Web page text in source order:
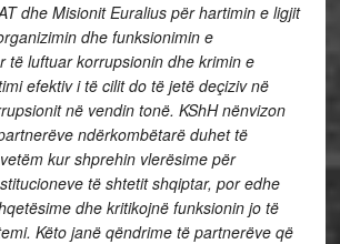
dhe Misionit Euralius për hartimin e ligjit
dhe funksionimin e
të luftuar korrupsionin dhe krimin e
efektiv i të cilit do të jetë deçiziv në
në vendin tonë. KShH nënvizon
ndërkombëtarë duhet të
kur shprehin vlerësime për
të shtetit shqiptar, por edhe
dhe kritikojnë funksionin jo të
Këto janë qëndrime të partnerëve që